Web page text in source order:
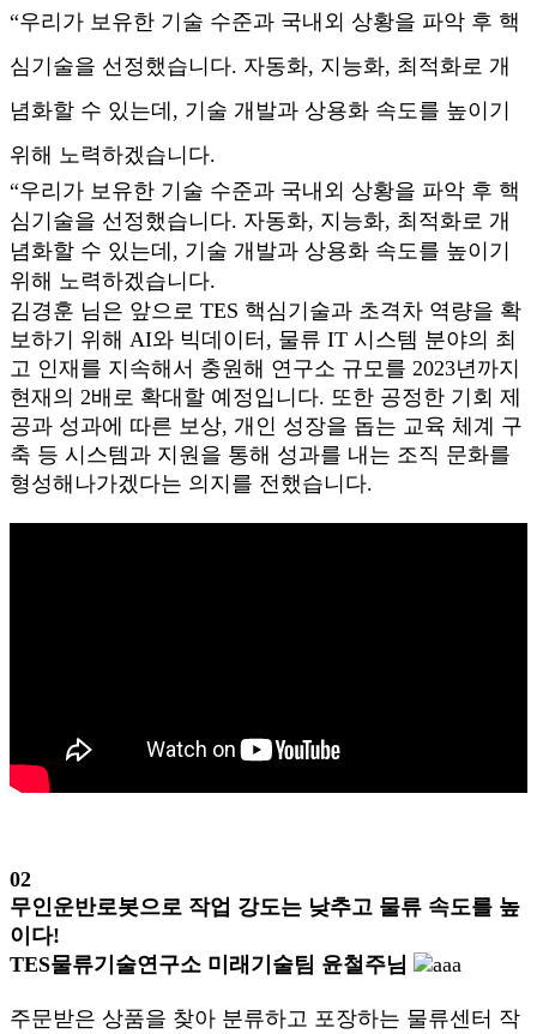
“우리가 보유한 기술 수준과 국내외 상황을 파악 후 핵
심기술을 선정했습니다. 자동화, 지능화, 최적화로 개
념화할 수 있는데, 기술 개발과 상용화 속도를 높이기
위해 노력하겠습니다.
“우리가 보유한 기술 수준과 국내외 상황을 파악 후 핵
심기술을 선정했습니다. 자동화, 지능화, 최적화로 개
념화할 수 있는데, 기술 개발과 상용화 속도를 높이기
위해 노력하겠습니다.
김경훈 님은 앞으로 TES 핵심기술과 초격차 역량을 확
보하기 위해 AI와 빅데이터, 물류 IT 시스템 분야의 최
고 인재를 지속해서 충원해 연구소 규모를 2023년까지
현재의 2배로 확대할 예정입니다. 또한 공정한 기회 제
공과 성과에 따른 보상, 개인 성장을 돕는 교육 체계 구
축 등 시스템과 지원을 통해 성과를 내는 조직 문화를
형성해나가겠다는 의지를 전했습니다.
02
무인운반로봇으로 작업 강도는 낮추고 물류 속도를 높
이다!
TES물류기술연구소 미래기술팀 윤철주님
주문받은 상품을 찾아 분류하고 포장하는 물류센터 작